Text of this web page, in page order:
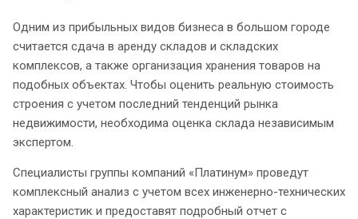
Одним из прибыльных видов бизнеса в большом городе
считается сдача в аренду складов и складских
комплексов, а также организация хранения товаров на
подобных объектах. Чтобы оценить реальную стоимость
строения с учетом последний тенденций рынка
недвижимости, необходима оценка склада независимым
экспертом.
Специалисты группы компаний «Платинум» проведут
комплексный анализ с учетом всех инженерно-технических
характеристик и предоставят подробный отчет с